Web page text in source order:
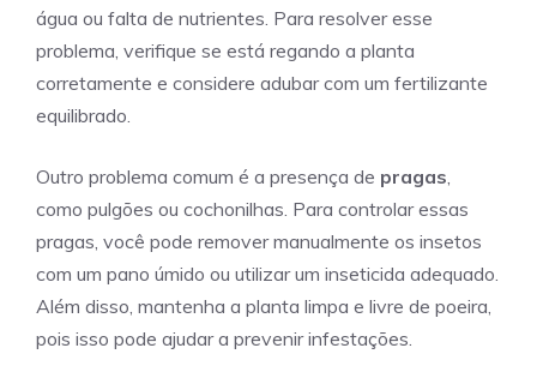
água ou falta de nutrientes. Para resolver esse
problema, verifique se está regando a planta
corretamente e considere adubar com um fertilizante
equilibrado.
Outro problema comum é a presença de pragas,
como pulgões ou cochonilhas. Para controlar essas
pragas, você pode remover manualmente os insetos
com um pano úmido ou utilizar um inseticida adequado.
Além disso, mantenha a planta limpa e livre de poeira,
pois isso pode ajudar a prevenir infestações.